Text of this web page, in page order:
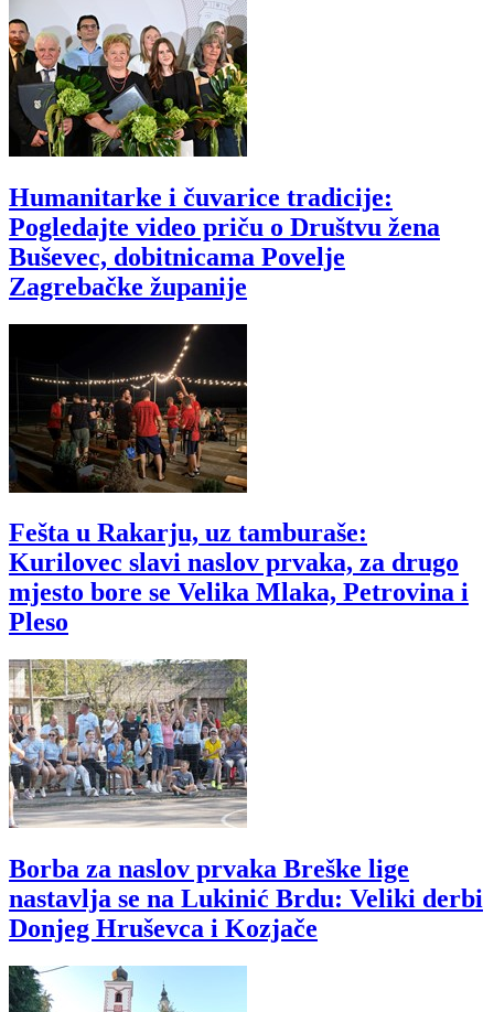
Humanitarke i čuvarice tradicije:
Pogledajte video priču o Društvu žena
Buševec, dobitnicama Povelje
Zagrebačke županije
Fešta u Rakarju, uz tamburaše:
Kurilovec slavi naslov prvaka, za drugo
mjesto bore se Velika Mlaka, Petrovina i
Pleso
Borba za naslov prvaka Breške lige
nastavlja se na Lukinić Brdu: Veliki derbi
Donjeg Hruševca i Kozjače